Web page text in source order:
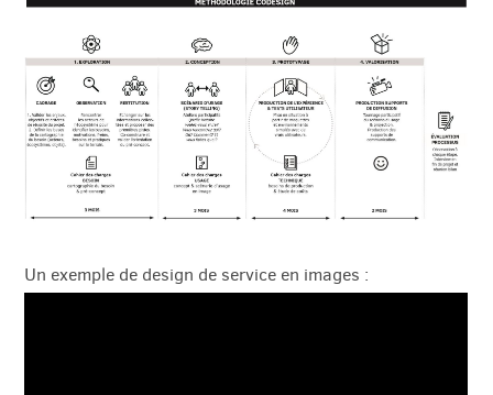
Un exemple de design de service en images :